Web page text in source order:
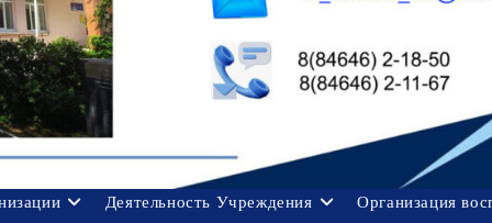
Деятельность Учреждения
Организация